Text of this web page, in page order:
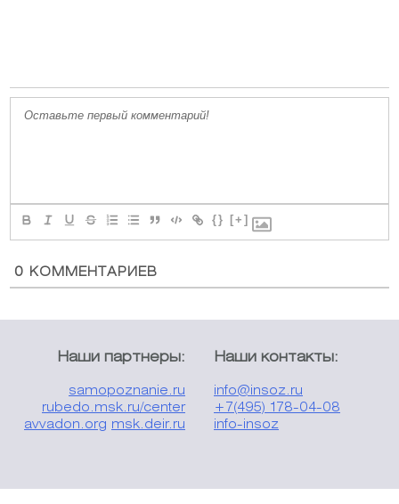
{} [+]
0 КОММЕНТАРИЕВ
Наши партнеры:
samopoznanie.ru
rubedo.msk.ru/center
avvadon.org msk.deir.ru
Наши контакты:
info@insoz.ru
+7(495) 178-04-08
info-insoz